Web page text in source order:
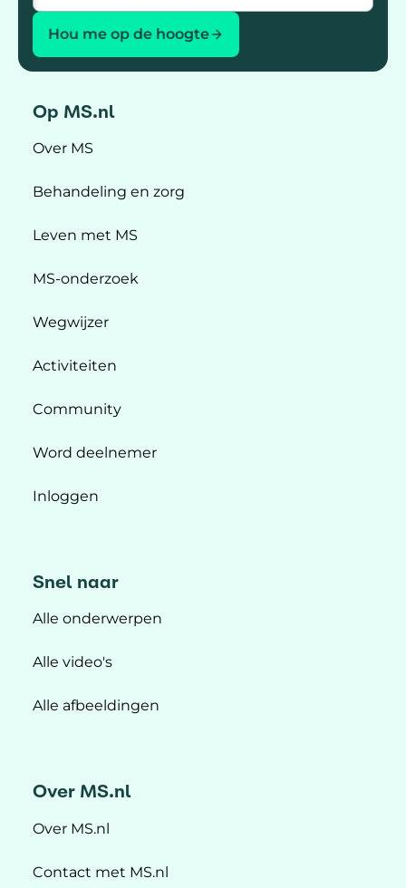
Hou me op de hoogte
Op MS.nl
Over MS
Behandeling en zorg
Leven met MS
MS-onderzoek
Wegwijzer
Activiteiten
Community
Word deelnemer
Inloggen
Snel naar
Alle onderwerpen
Alle video's
Alle afbeeldingen
Over MS.nl
Over MS.nl
Contact met MS.nl